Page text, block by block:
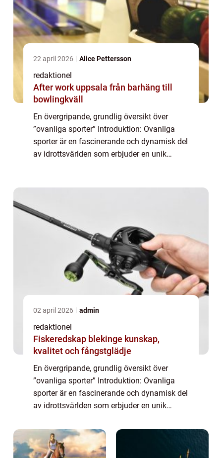
22 april 2026 Alice Pettersson
redaktionel
After work uppsala från barhäng till
bowlingkväll
En övergripande, grundlig översikt över
”ovanliga sporter” Introduktion: Ovanliga
sporter är en fascinerande och dynamisk del
av idrottsvärlden som erbjuder en unik
02 april 2026 admin
redaktionel
Fiskeredskap blekinge kunskap,
kvalitet och fångstglädje
En övergripande, grundlig översikt över
”ovanliga sporter” Introduktion: Ovanliga
sporter är en fascinerande och dynamisk del
av idrottsvärlden som erbjuder en unik
Dessa sporter skiljer sig från ...